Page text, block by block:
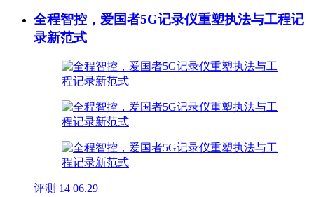
全程智控，爱国者5G记录仪重塑执法与工程记
录新范式
评测 14 06.29